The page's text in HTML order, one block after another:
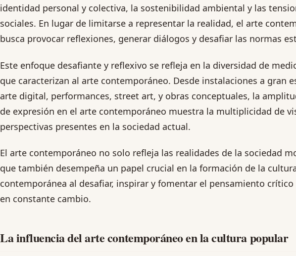
identidad personal y colectiva, la sostenibilidad ambiental y las
sociales. En lugar de limitarse a representar la realidad, el arte
busca provocar reflexiones, generar diálogos y desafiar las normas
Este enfoque desafiante y reflexivo se refleja en la diversidad de
que caracterizan al arte contemporáneo. Desde instalaciones a gran
arte digital, performances, street art, y obras conceptuales, la
de expresión en el arte contemporáneo muestra la multiplicidad de
perspectivas presentes en la sociedad actual.
El arte contemporáneo no solo refleja las realidades de la sociedad
que también desempeña un papel crucial en la formación de la
contemporánea al desafiar, inspirar y fomentar el pensamiento
en constante cambio.
La influencia del arte contemporáneo en la cultura popular